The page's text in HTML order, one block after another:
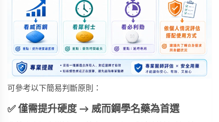
可參考以下簡易判斷原則：
✅ 僅需提升硬度 → 威而鋼學名藥為首選